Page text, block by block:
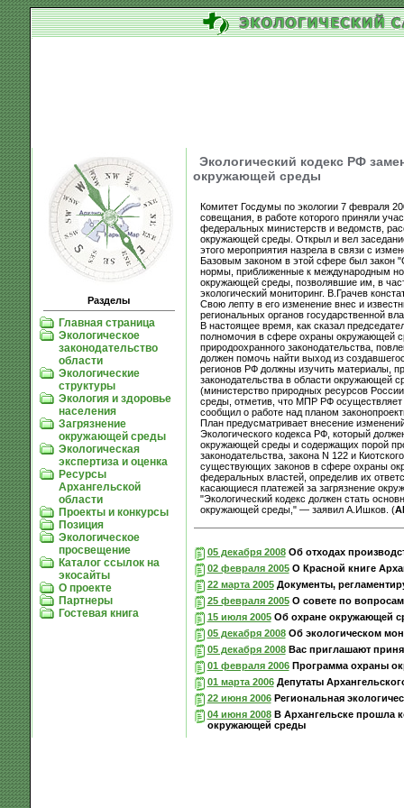
Разделы
Главная страница
Экологическое
законодательство
области
Экологические
структуры
Экология и здоровье
населения
Загрязнение
окружающей среды
Экологическая
экспертиза и оценка
Ресурсы
Архангельской
области
Проекты и конкурсы
Позиция
Экологическое
просвещение
Каталог ссылок на
экосайты
О проекте
Партнеры
Гостевая книга
Экологический кодекс РФ
окружающей среды
Комитет Госдумы по экологии 7 февраля
совещания, в работе которого приняли
федеральных министерств и ведомств,
окружающей среды. Открыл и вел
этого мероприятия назрела в связи с
Базовым законом в этой сфере был закон
нормы, приближенные к международным
окружающей среды, позволявшие им, в
экологический мониторинг. В.Грачев
Свою лепту в его изменение внес и
региональных органов государственной
В настоящее время, как сказал
полномочия в сфере охраны окружающей
природоохранного законодательства,
должен помочь найти выход из
регионов РФ должны изучить материалы,
законодательства в области окружающей
(министерство природных ресурсов
среды, отметив, что МПР РФ
сообщил о работе над планом
План предусматривает внесение
Экологического кодекса РФ, который
окружающей среды и содержащих порой
законодательства, закона N 122 и
существующих законов в сфере охраны
федеральных властей, определив их
касающиеся платежей за загрязнение
"Экологический кодекс должен стать
окружающей среды," — заявил А.Ишков. (
05 декабря 2008Об отходах
02 февраля 2005О Красной книге
22 марта 2005Документы,
25 февраля 2005О совете по
15 июля 2005Об охране окружающей
05 декабря 2008Об экологическом
05 декабря 2008Вас приглашают
01 февраля 2006Программа охраны
01 марта 2006Депутаты
22 июня 2006Региональная
04 июня 2008В Архангельске прошла
окружающей среды